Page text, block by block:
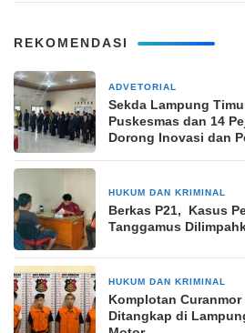
REKOMENDASI
ADVETORIAL
‎Sekda Lampung
Puskesmas dan 14
Dorong Inovasi dan
HUKUM DAN KRIMINAL
Berkas P21, Kasus
Tanggamus
HUKUM DAN KRIMINAL
Komplotan
Ditangkap di